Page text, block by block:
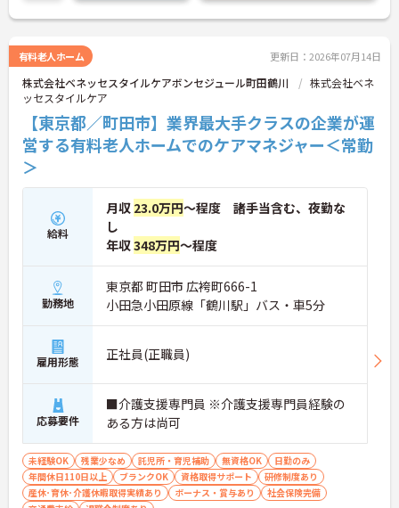
に詳細をご案内しますのでお気軽にご相談くださ
い！
有料老人ホーム 更新日：2026年07月14日
株式会社ベネッセスタイルケアボンセジュール町田鶴川
株式会社ベネ
ッセスタイルケア
【東京都／町田市】業界最大手クラスの企業が運
営する有料老人ホームでのケアマネジャー＜常勤
＞
給料
月収 23.0万円～程度 諸手当含む、夜勤な
し
年収348万円～程度
勤務地
東京都 町田市 広袴町666-1
小田急小田原線「鶴川駅」バス・車5分
雇用形態 正社員(正職員)
応募要件
■介護支援専門員 ※介護支援専門員経験の
ある方は尚可
未経験OK 残業少なめ 託児所・育児補助 無資格OK
日勤のみ
年間休日110日以上
ブランクOK 資格取得サポート
研修制度あり
産休･育休･介護休暇取得実績あり
ボーナス・賞与あり
社会保険完備